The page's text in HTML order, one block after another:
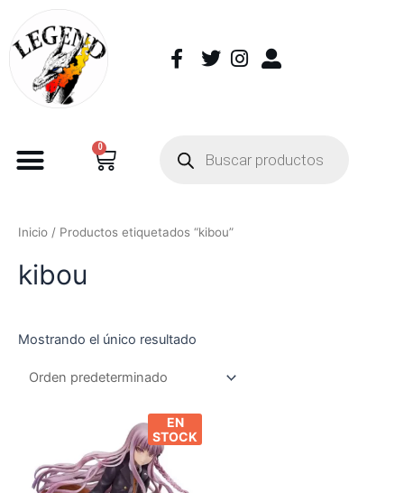
0
Inicio / Productos etiquetados “kibou”
kibou
Mostrando el único resultado
EN
STOCK